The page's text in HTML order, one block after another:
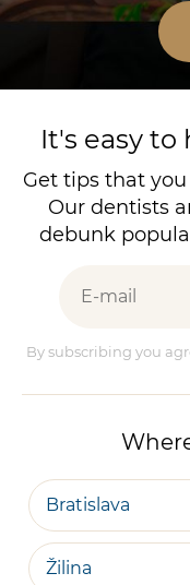
It's easy to
Get tips that
Our dentists
debunk
By subscribing you
Bratislava
Žilina